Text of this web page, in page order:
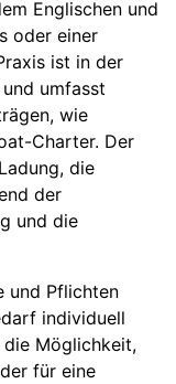
Englischen und
oder einer
ist in der
umfasst
wie
Charter. Der
die
der
und die
und Pflichten
individuell
Möglichkeit,
für eine